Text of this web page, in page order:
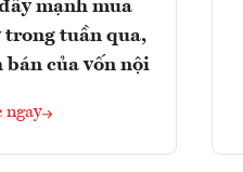
mạnh mua
tuần qua,
bán của vốn nội
ngay